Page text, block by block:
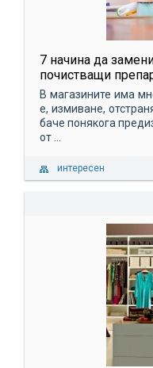
7 начина да
почистващи
В магазините има
е, измиване,
баче понякога
от ...
интересен